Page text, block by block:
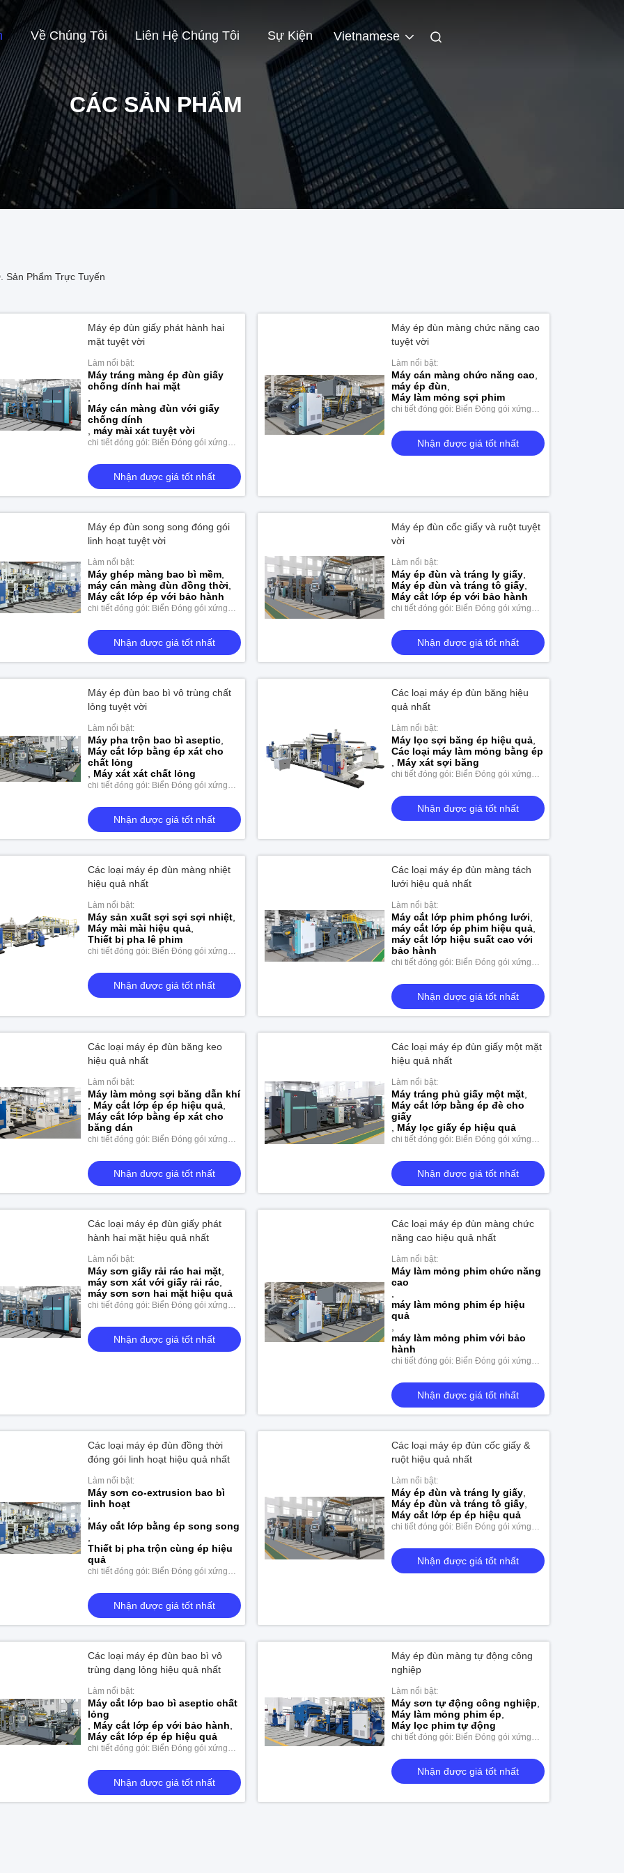
Về Chúng Tôi Liên Hệ Chúng Tôi Sự Kiện Vietnamese
CÁC SẢN PHẨM
Sản Phẩm Trực Tuyến
màng phủ Bopp đóng gói Máy ép đùn màng phủ trước
Nhận được giá tốt nhất
Máy sơn giấy ép một mặt
Nhận được giá tốt nhất
Máy ép đùn giấy phát hành hai
mặt tuyệt vời
Làm nổi bật:
Máy tráng màng ép đùn giấy
chống dính hai mặt
Máy cán màng đùn với giấy
chống dính
máy mài xát tuyệt vời
chi tiết đóng gói: Biển Đóng gói xứng
Nhận được giá tốt nhất
Máy ép đùn màng chức năng cao
tuyệt vời
Làm nổi bật:
Máy cán màng chức năng cao
máy ép đùn
Máy làm mỏng sợi phim
chi tiết đóng gói: Biển Đóng gói xứng
Nhận được giá tốt nhất
Máy ép đùn song song đóng gói
linh hoạt tuyệt vời
Làm nổi bật:
Máy ghép màng bao bì mềm
máy cán màng đùn đồng thời
Máy cắt lớp ép với bảo hành
chi tiết đóng gói: Biển Đóng gói xứng
Nhận được giá tốt nhất
Máy ép đùn cốc giấy và ruột tuyệt
vời
Làm nổi bật:
Máy ép đùn và tráng ly giấy
Máy ép đùn và tráng tô giấy
Máy cắt lớp ép với bảo hành
chi tiết đóng gói: Biển Đóng gói xứng
Nhận được giá tốt nhất
Máy ép đùn bao bì vô trùng chất
lỏng tuyệt vời
Làm nổi bật:
Máy pha trộn bao bì aseptic
Máy cắt lớp bằng ép xát cho
chất lỏng
Máy xát xát chất lỏng
chi tiết đóng gói: Biển Đóng gói xứng
Nhận được giá tốt nhất
Các loại máy ép đùn băng hiệu
quả nhất
Làm nổi bật:
Máy lọc sợi băng ép hiệu quả
Các loại máy làm mỏng bằng ép
Máy xát sợi băng
chi tiết đóng gói: Biển Đóng gói xứng
Nhận được giá tốt nhất
Các loại máy ép đùn màng nhiệt
hiệu quả nhất
Làm nổi bật:
Máy sản xuất sợi sợi sợi nhiệt
Máy mài mài hiệu quả
Thiết bị pha lê phim
chi tiết đóng gói: Biển Đóng gói xứng
Nhận được giá tốt nhất
Các loại máy ép đùn màng tách
lưới hiệu quả nhất
Làm nổi bật:
Máy cắt lớp phim phóng lưới
máy cắt lớp ép phim hiệu quả
máy cắt lớp hiệu suất cao với
bảo hành
chi tiết đóng gói: Biển Đóng gói xứng
Nhận được giá tốt nhất
Các loại máy ép đùn băng keo
hiệu quả nhất
Làm nổi bật:
Máy làm mỏng sợi băng dẫn khí
Máy cắt lớp ép ép hiệu quả
Máy cắt lớp bằng ép xát cho
băng dán
chi tiết đóng gói: Biển Đóng gói xứng
Nhận được giá tốt nhất
Các loại máy ép đùn giấy một mặt
hiệu quả nhất
Làm nổi bật:
Máy tráng phủ giấy một mặt
Máy cắt lớp bằng ép đè cho
giấy
Máy lọc giấy ép hiệu quả
chi tiết đóng gói: Biển Đóng gói xứng
Nhận được giá tốt nhất
Các loại máy ép đùn giấy phát
hành hai mặt hiệu quả nhất
Làm nổi bật:
Máy sơn giấy rải rác hai mặt
máy sơn xát với giấy rải rác
máy sơn sơn hai mặt hiệu quả
chi tiết đóng gói: Biển Đóng gói xứng
Nhận được giá tốt nhất
Các loại máy ép đùn màng chức
năng cao hiệu quả nhất
Làm nổi bật:
Máy làm mỏng phim chức năng
cao
máy làm mỏng phim ép hiệu
quả
máy làm mỏng phim với bảo
hành
chi tiết đóng gói: Biển Đóng gói xứng
Nhận được giá tốt nhất
Các loại máy ép đùn đồng thời
đóng gói linh hoạt hiệu quả nhất
Làm nổi bật:
Máy sơn co-extrusion bao bì
linh hoạt
Máy cắt lớp bằng ép song song
Thiết bị pha trộn cùng ép hiệu
quả
chi tiết đóng gói: Biển Đóng gói xứng
Nhận được giá tốt nhất
Các loại máy ép đùn cốc giấy &
ruột hiệu quả nhất
Làm nổi bật:
Máy ép đùn và tráng ly giấy
Máy ép đùn và tráng tô giấy
Máy cắt lớp ép ép hiệu quả
chi tiết đóng gói: Biển Đóng gói xứng
Nhận được giá tốt nhất
Các loại máy ép đùn bao bì vô
trùng dạng lỏng hiệu quả nhất
Làm nổi bật:
Máy cắt lớp bao bì aseptic chất
lỏng
Máy cắt lớp ép với bảo hành
Máy cắt lớp ép ép hiệu quả
chi tiết đóng gói: Biển Đóng gói xứng
Nhận được giá tốt nhất
Máy ép đùn màng tự động công
nghiệp
Làm nổi bật:
Máy sơn tự động công nghiệp
Máy làm mỏng phim ép
Máy lọc phim tự động
chi tiết đóng gói: Biển Đóng gói xứng
Nhận được giá tốt nhất